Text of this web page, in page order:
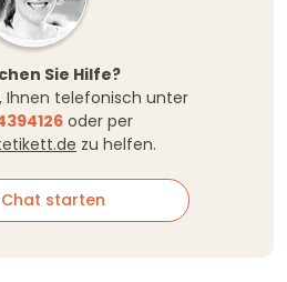
Sie Hilfe?
Ihnen telefonisch unter
oder per
zu helfen.
starten